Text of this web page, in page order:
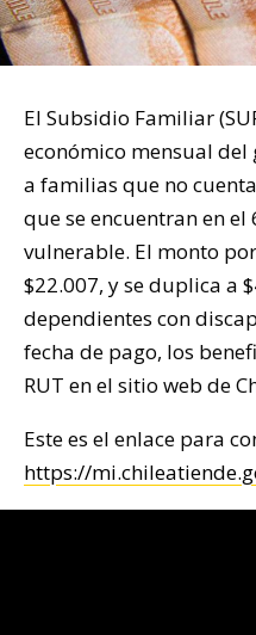
El Subsidio Familiar
económico mensual
a familias que no
que se encuentran en
vulnerable. El monto
$22.007, y se duplica a
dependientes con
fecha de pago, los
RUT en el sitio web de
Este es el enlace para
https://